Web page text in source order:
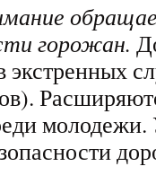
горожан.
экстренных